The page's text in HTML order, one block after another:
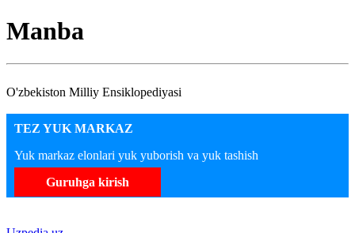
Manba
O'zbekiston Milliy Ensiklopediyasi
TEZ YUK MARKAZ
Yuk markaz elonlari yuk yuborish va yuk tashish
Guruhga kirish